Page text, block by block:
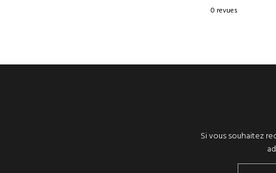
0 revues
Si vous souhaitez